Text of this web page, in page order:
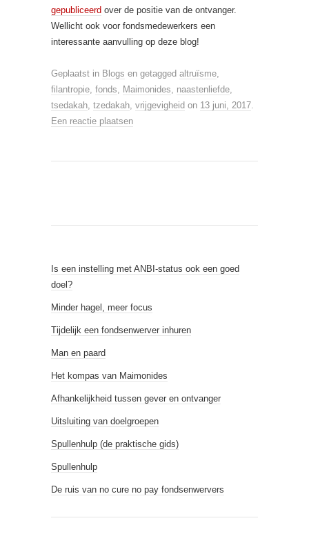
gepubliceerd over de positie van de ontvanger.
Wellicht ook voor fondsmedewerkers een
interessante aanvulling op deze blog!
Geplaatst in Blogs en getagged altruïsme,
filantropie, fonds, Maimonides, naastenliefde,
tsedakah, tzedakah, vrijgevigheid on 13 juni, 2017.
Een reactie plaatsen
Is een instelling met ANBI-status ook een goed
doel?
Minder hagel, meer focus
Tijdelijk een fondsenwerver inhuren
Man en paard
Het kompas van Maimonides
Afhankelijkheid tussen gever en ontvanger
Uitsluiting van doelgroepen
Spullenhulp (de praktische gids)
Spullenhulp
De ruis van no cure no pay fondsenwervers